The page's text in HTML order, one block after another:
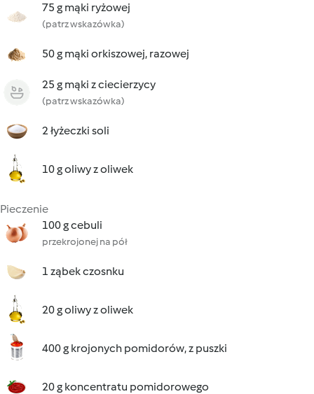
75 g mąki ryżowej
(patrz wskazówka)
50 g mąki orkiszowej, razowej
25 g mąki z ciecierzycy
(patrz wskazówka)
2 łyżeczki soli
10 g oliwy z oliwek
Pieczenie
100 g cebuli
przekrojonej na pół
1 ząbek czosnku
20 g oliwy z oliwek
400 g krojonych pomidorów, z puszki
20 g koncentratu pomidorowego